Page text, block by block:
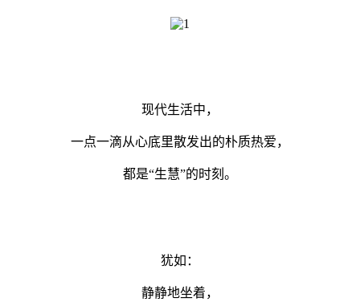
现代生活中，
一点一滴从心底里散发出的朴质热爱，
都是“生慧”的时刻。
犹如：
静静地坐着，